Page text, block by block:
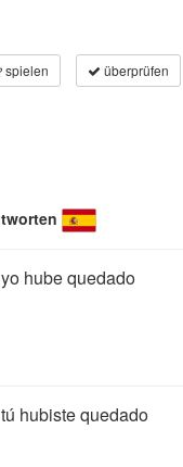
spielen überprüfen
yo hube quedado
tú hubiste quedado